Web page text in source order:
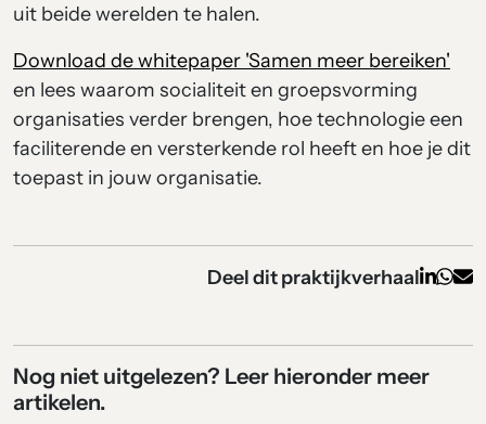
uit beide werelden te halen.
Download dewhitepaper 'Samen meer bereiken'
en lees waarom socialiteit en groepsvorming
organisaties verder brengen, hoe technologie een
faciliterende en versterkende rol heeft en hoe je dit
toepast in jouw organisatie.
Deel dit praktijkverhaal
Nog niet uitgelezen? Leer hieronder meer
artikelen.